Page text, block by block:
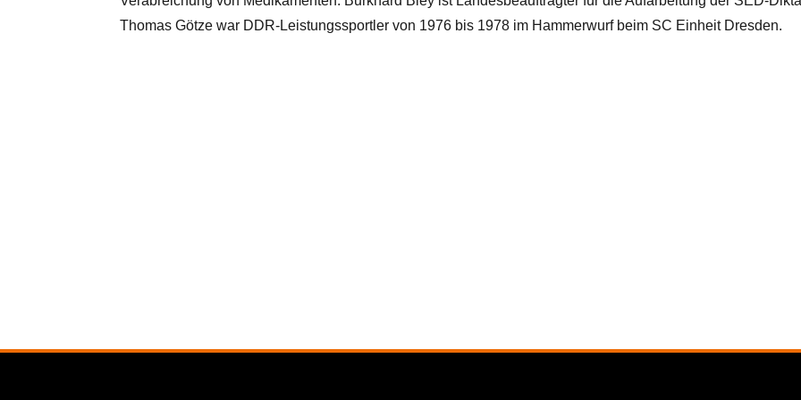
Thomas Götze war DDR-Leistungssportler von 1976 bis 1978 im Hammerwurf beim SC Einheit Dresden.